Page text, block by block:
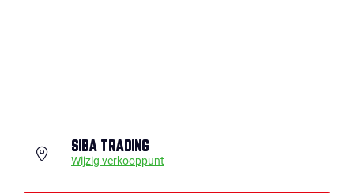
SIBA TRADING
Wijzig verkooppunt